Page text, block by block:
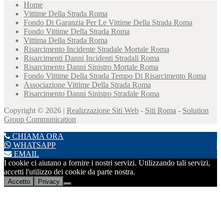
Home
Vittime Della Strada Roma
Fondo Di Garanzia Per Le Vittime Della Strada Roma
Fondo Vittime Della Strada Roma
Vittima Della Strada Roma
Risarcimento Incidente Stradale Mortale Roma
Risarcimenti Danni Incidenti Stradali Roma
Risarcimento Danni Sinistro Mortale Roma
Fondo Vittime Della Strada Tempo Di Risarcimento Roma
Associazione Vittime Della Strada Roma
Risarcimento Danni Sinistro Stradale Roma
Copyright © 2026 | Realizzazione Siti Web - Siti Roma - Solution
Group Communication
CHIAMA ORA
WHATSAPP
EMAIL
I cookie ci aiutano a fornire i nostri servizi. Utilizzando tali servizi,
accetti l'utilizzo dei cookie da parte nostra.
Accetto Privacy